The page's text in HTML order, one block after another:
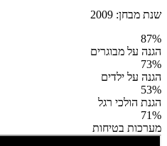
שנת מבחן: 2009
87%
הגנה על מבוגרים
73%
הגנה על ילדים
53%
הגנת הולכי רגל
71%
מערכות בטיחות